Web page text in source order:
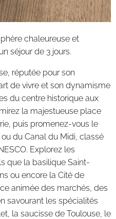
chaleureuse et
séjour de 3 jours.
réputée pour son
de vivre et son dynamisme
du centre historique aux
la majestueuse place
puis promenez-vous le
du Canal du Midi, classé
Explorez les
que la basilique Saint-
ou encore la Cité de
animée des marchés, des
savourant les spécialités
la saucisse de Toulouse, le